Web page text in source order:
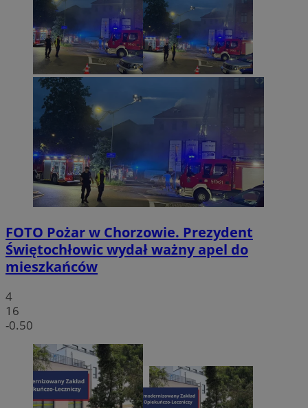
FOTO Pożar w Chorzowie. Prezydent
Świętochłowic wydał ważny apel do
mieszkańców
4
16
-0.50